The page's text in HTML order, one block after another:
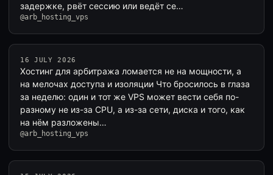
задержке, рвёт сессию или ведёт се…
@arb_hosting_vps
16 JULY 2026
Хостинг для арбитража ломается не на мощности, а
на мелочах доступа и изоляции Что бросилось в глаза
за неделю: один и тот же VPS может вести себя по-
разному не из-за CPU, а из-за сети, диска и того, как
на нём разложены…
@arb_hosting_vps